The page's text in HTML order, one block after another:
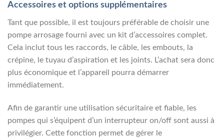
Accessoires et options supplémentaires
Tant que possible, il est toujours préférable de choisir une
pompe arrosage fourni avec un kit d’accessoires complet.
Cela inclut tous les raccords, le câble, les embouts, la
crépine, le tuyau d’aspiration et les joints. L’achat sera donc
plus économique et l’appareil pourra démarrer
immédiatement.
Afin de garantir une utilisation sécuritaire et fiable, les
pompes qui s’équipent d’un interrupteur on/off sont aussi à
privilégier. Cette fonction permet de gérer le